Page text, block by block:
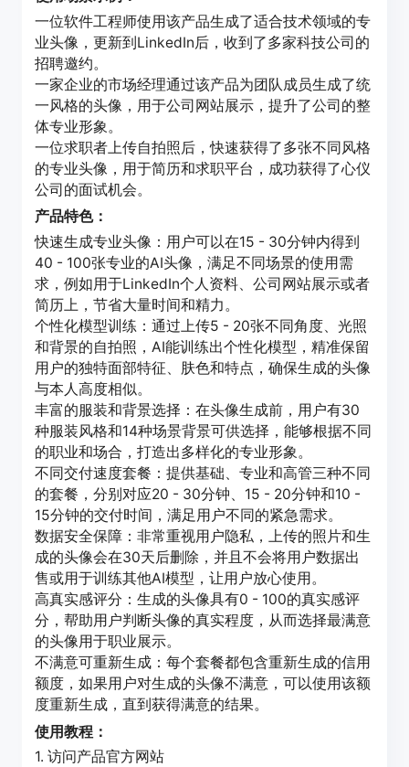
一位软件工程师使用该产品生成了适合技术领域的专
业头像，更新到LinkedIn后，收到了多家科技公司的
招聘邀约。
一家企业的市场经理通过该产品为团队成员生成了统
一风格的头像，用于公司网站展示，提升了公司的整
体专业形象。
一位求职者上传自拍照后，快速获得了多张不同风格
的专业头像，用于简历和求职平台，成功获得了心仪
公司的面试机会。
产品特色：
快速生成专业头像：用户可以在15 - 30分钟内得到
40 - 100张专业的AI头像，满足不同场景的使用需
求，例如用于LinkedIn个人资料、公司网站展示或者
简历上，节省大量时间和精力。
个性化模型训练：通过上传5 - 20张不同角度、光照
和背景的自拍照，AI能训练出个性化模型，精准保留
用户的独特面部特征、肤色和特点，确保生成的头像
与本人高度相似。
丰富的服装和背景选择：在头像生成前，用户有30
种服装风格和14种场景背景可供选择，能够根据不同
的职业和场合，打造出多样化的专业形象。
不同交付速度套餐：提供基础、专业和高管三种不同
的套餐，分别对应20 - 30分钟、15 - 20分钟和10 -
15分钟的交付时间，满足用户不同的紧急需求。
数据安全保障：非常重视用户隐私，上传的照片和生
成的头像会在30天后删除，并且不会将用户数据出
售或用于训练其他AI模型，让用户放心使用。
高真实感评分：生成的头像具有0 - 100的真实感评
分，帮助用户判断头像的真实程度，从而选择最满意
的头像用于职业展示。
不满意可重新生成：每个套餐都包含重新生成的信用
额度，如果用户对生成的头像不满意，可以使用该额
度重新生成，直到获得满意的结果。
使用教程：
1. 访问产品官方网站